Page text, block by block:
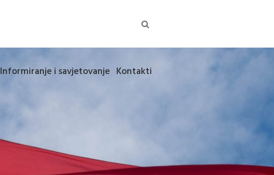
Informiranje i savjetovanje Kontakti